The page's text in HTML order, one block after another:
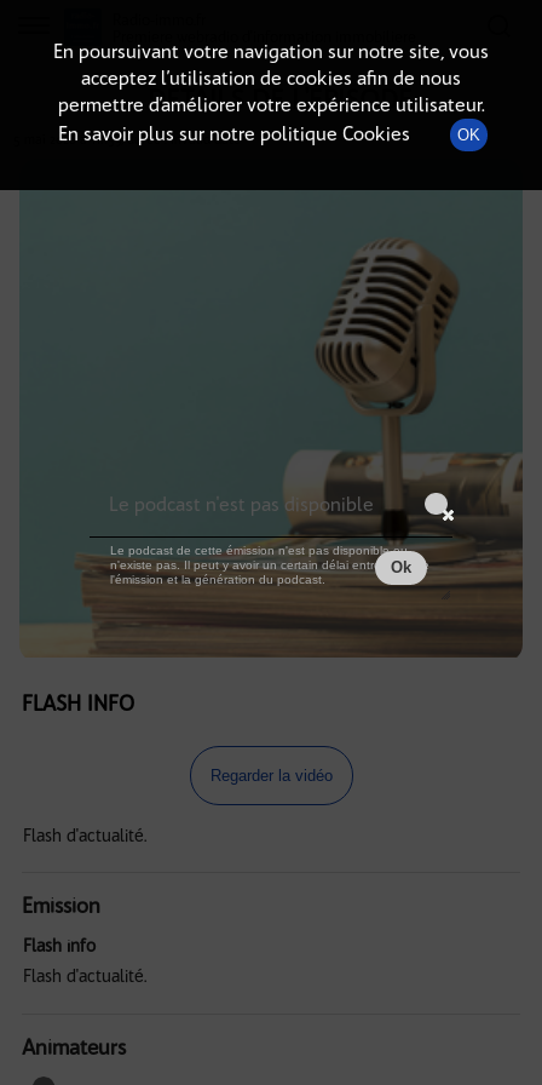
DÉTAILS DE L'ÉPISODE
5 mai 2026à 11h59, durée : Invalid date
FLASH INFO
Regarder la vidéo
Flash d'actualité.
Emission
Flash info
Flash d'actualité.
Animateurs
En poursuivant votre navigation sur notre site, vous
acceptez l’utilisation de cookies afin de nous
permettre d’améliorer votre expérience utilisateur.
En savoir plus sur notre politique Cookies
OK
Le podcast n'est pas disponible
Le podcast de cette émission n'est pas disponible ou
n'existe pas. Il peut y avoir un certain délai entre la fin de
l'émission et la génération du podcast.
Ok